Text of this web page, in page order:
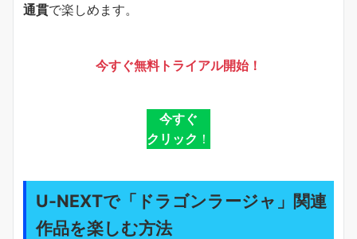
通貫で楽しめます。
今すぐ無料トライアル開始！
今すぐ
クリック ！
U-NEXTで「ドラゴンラージャ」関連
作品を楽しむ方法